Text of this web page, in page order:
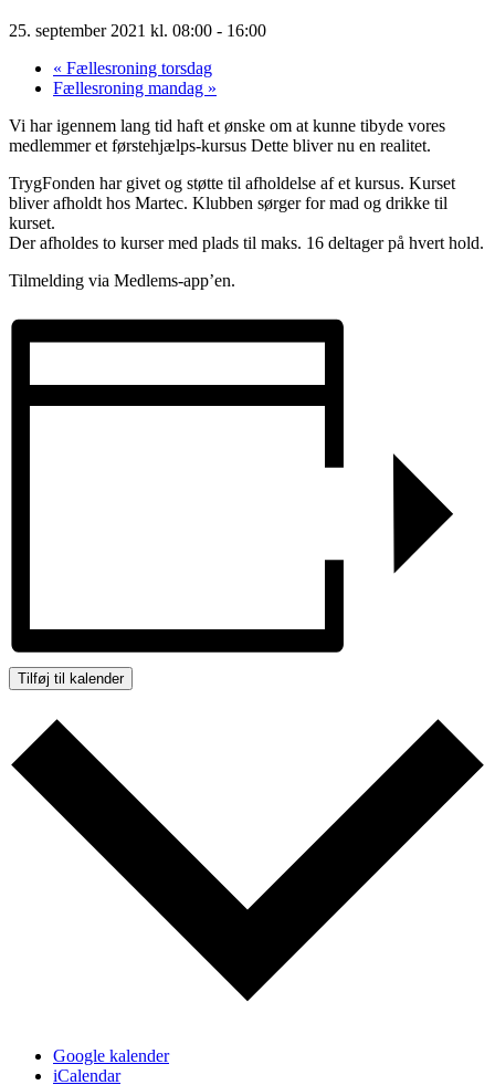
25. september 2021 kl. 08:00 - 16:00
« Fællesroning torsdag
Fællesroning mandag »
Vi har igennem lang tid haft et ønske om at kunne tibyde vores
medlemmer et førstehjælps-kursus Dette bliver nu en realitet.
TrygFonden har givet og støtte til afholdelse af et kursus. Kurset
bliver afholdt hos Martec. Klubben sørger for mad og drikke til
kurset.
Der afholdes to kurser med plads til maks. 16 deltager på hvert hold.
Tilmelding via Medlems-app’en.
Tilføj til kalender
Google kalender
iCalendar